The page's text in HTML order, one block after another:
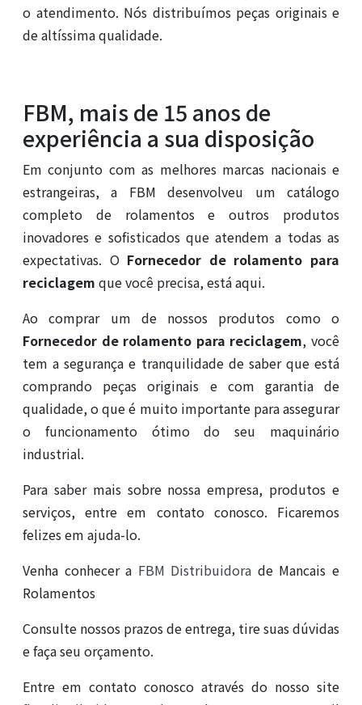
o atendimento. Nós distribuímos peças originais e
de altíssima qualidade.
FBM, mais de 15 anos de
experiência a sua disposição
Em conjunto com as melhores marcas nacionais e
estrangeiras, a FBM desenvolveu um catálogo
completo de rolamentos e outros produtos
inovadores e sofisticados que atendem a todas as
expectativas. O Fornecedor de rolamento para
reciclagem que você precisa, está aqui.
Ao comprar um de nossos produtos como o
Fornecedor de rolamento para reciclagem, você
tem a segurança e tranquilidade de saber que está
comprando peças originais e com garantia de
qualidade, o que é muito importante para assegurar
o funcionamento ótimo do seu maquinário
industrial.
Para saber mais sobre nossa empresa, produtos e
serviços, entre em contato conosco. Ficaremos
felizes em ajuda-lo.
Venha conhecer a FBM Distribuidora de Mancais e
Rolamentos
Consulte nossos prazos de entrega, tire suas dúvidas
e faça seu orçamento.
Entre em contato conosco através do nosso site